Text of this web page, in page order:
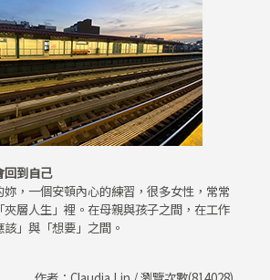
回到自己
，一個安頓內心的練習，很多女性，常常
層人生」裡。在母親與孩子之間，在工作
」與「想要」之間。